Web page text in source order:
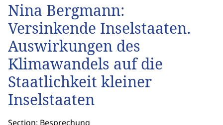
Nina Bergmann:
Versinkende Inselstaaten.
Auswirkungen des
Klimawandels auf die
Staatlichkeit kleiner
Inselstaaten
Section: Besprechung